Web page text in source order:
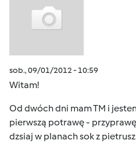
sob., 09/01/2012 - 10:59
Witam!
Od dwóch dni mam TM i
pierwszą potrawę -
dzsiaj w planach sok z